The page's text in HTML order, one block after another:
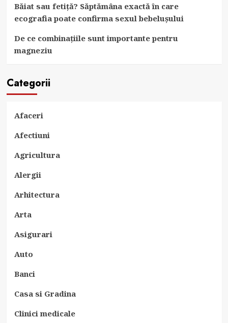
Băiat sau fetiță? Săptămâna exactă în care
ecografia poate confirma sexul bebelușului
De ce combinațiile sunt importante pentru
magneziu
Categorii
Afaceri
Afectiuni
Agricultura
Alergii
Arhitectura
Arta
Asigurari
Auto
Banci
Casa si Gradina
Clinici medicale